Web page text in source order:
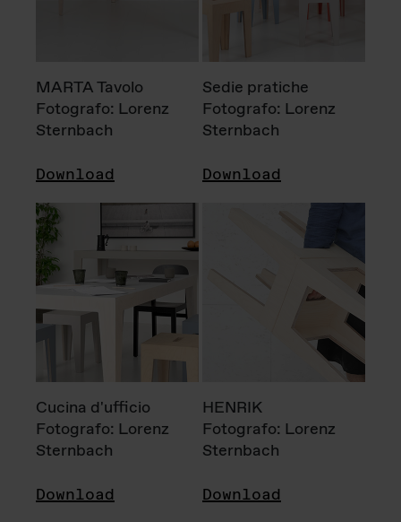
MARTA Tavolo
Fotografo: Lorenz
Sternbach
Download
Sedie pratiche
Fotografo: Lorenz
Sternbach
Download
Cucina d'ufficio
Fotografo: Lorenz
Sternbach
Download
HENRIK
Fotografo: Lorenz
Sternbach
Download